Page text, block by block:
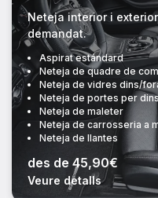
Neteja interior i
demandat.
Aspirat estándard
Neteja de quadre de
Neteja de vidres dins/
Neteja de portes per
Neteja de maleter
Neteja de carrosseria a
Neteja de llantes
des de 45,90€
Veure detalls